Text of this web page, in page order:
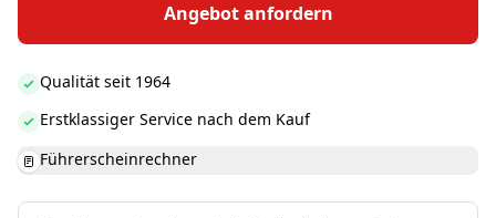
Angebot anfordern
Qualität seit 1964
Erstklassiger Service nach dem Kauf
Führerscheinrechner